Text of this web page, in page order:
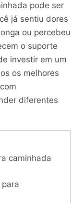
pode ser
já sentiu dores
ou percebeu
o suporte
investir em um
os melhores
diferentes
caminhada